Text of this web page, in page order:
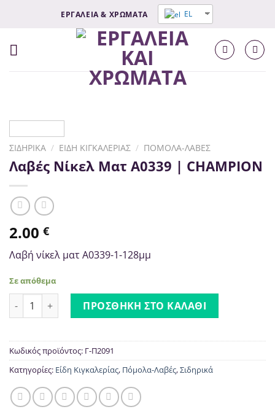
Περιεχομένου
ΕΡΓΑΛΕΙΑ & ΧΡΩΜΑΤΑ EL
ΣΙΔΗΡΙΚΆ / ΕΊΔΗ ΚΙΓΚΑΛΕΡΊΑΣ / ΠΌΜΟΛΑ-ΛΑΒΈΣ
Λαβές Νίκελ Ματ Α0339 | CHAMPION
2.00 €
Λαβή νίκελ ματ Α0339-1-128μμ
Σε απόθεμα
Λαβές Νίκελ Ματ Α0339 | CHAMPION ποσότητα
ΠΡΟΣΘΉΚΗ ΣΤΟ ΚΑΛΆΘΙ
Κωδικός προϊόντος: Γ-Π2091
Κατηγορίες: Είδη Κιγκαλερίας, Πόμολα-Λαβές,Σιδηρικά